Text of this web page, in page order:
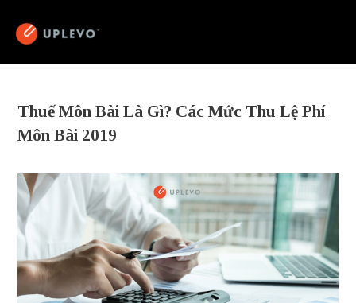
Thuế Môn Bài Là Gì? Các Mức Thu Lệ Phí
Môn Bài 2019